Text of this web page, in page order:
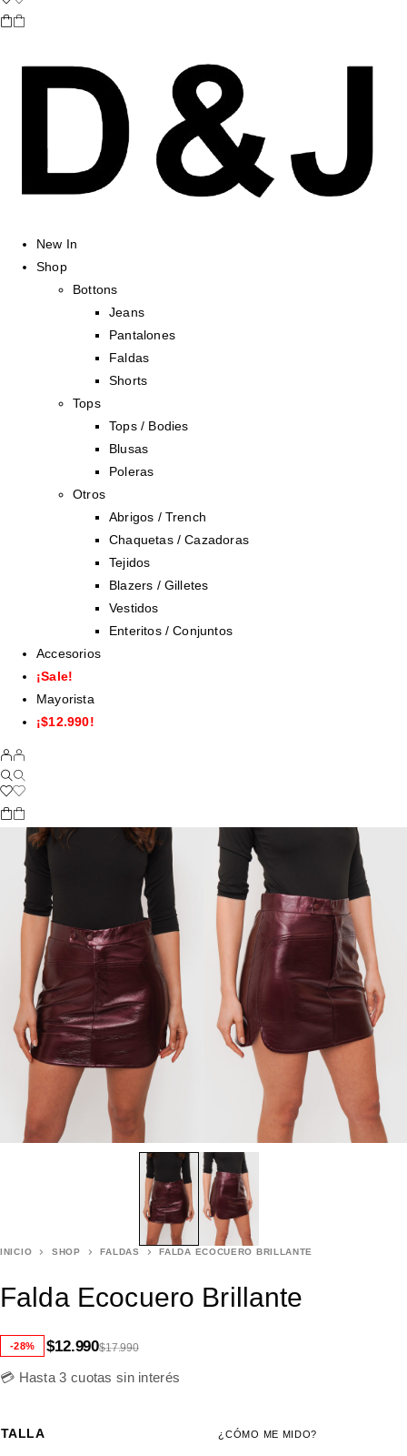
New In
Shop
Bottons
Jeans
Pantalones
Faldas
Shorts
Tops
Tops / Bodies
Blusas
Poleras
Otros
Abrigos / Trench
Chaquetas / Cazadoras
Tejidos
Blazers / Gilletes
Vestidos
Enteritos / Conjuntos
Accesorios
¡Sale!
Mayorista
¡$12.990!
INICIO SHOP FALDAS FALDA ECOCUERO BRILLANTE
Falda Ecocuero Brillante
-28% $17.990
$12.990
💳 Hasta 3 cuotas sin interés
¿CÓMO ME MIDO?
TALLA